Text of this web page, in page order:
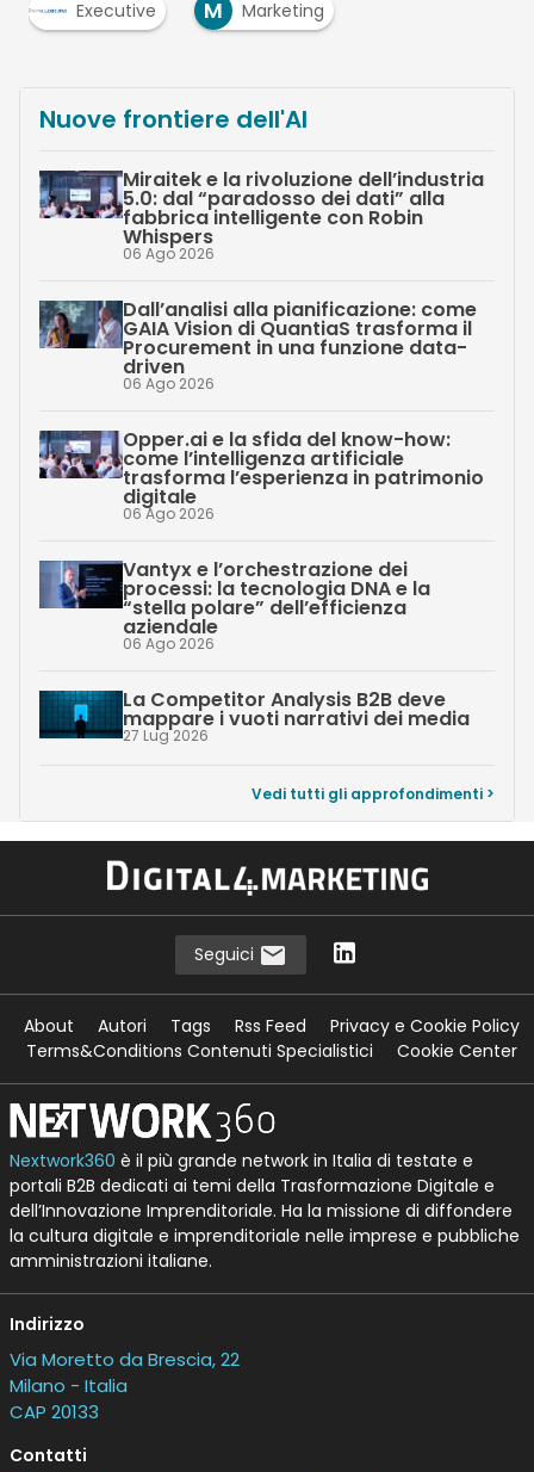
Executive M Marketing
Nuove frontiere dell'AI
Miraitek e la rivoluzione dell’industria
5.0: dal “paradosso dei dati” alla
fabbrica intelligente con Robin
Whispers
06 Ago 2026
Dall’analisi alla pianificazione: come
GAIA Vision di QuantiaS trasforma il
Procurement in una funzione data-
driven
06 Ago 2026
Opper.ai e la sfida del know-how:
come l’intelligenza artificiale
trasforma l’esperienza in patrimonio
digitale
06 Ago 2026
Vantyx e l’orchestrazione dei
processi: la tecnologia DNA e la
“stella polare” dell’efficienza
aziendale
06 Ago 2026
La Competitor Analysis B2B deve
mappare i vuoti narrativi dei media
27 Lug 2026
Vedi tutti gli approfondimenti >
Seguici
About Autori Tags Rss Feed
Privacy e Cookie Policy
Terms&Conditions Contenuti Specialistici
Cookie Center
Nextwork360 è il più grande network in Italia di testate e
portali B2B dedicati ai temi della Trasformazione Digitale e
dell’Innovazione Imprenditoriale. Ha la missione di diffondere
la cultura digitale e imprenditoriale nelle imprese e pubbliche
amministrazioni italiane.
Indirizzo
Via Moretto da Brescia, 22
Milano - Italia
CAP 20133
Contatti